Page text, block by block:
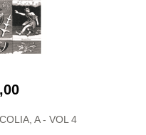
A - VOL 4